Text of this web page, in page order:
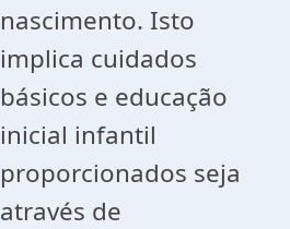
nascimento. Isto
implica cuidados
básicos e educação
inicial infantil
proporcionados seja
através de